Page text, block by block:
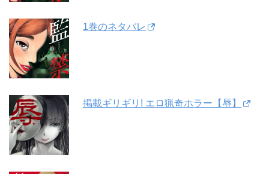
1巻のネタバレ
掲載ギリギリ! エロ猟奇ホラー【辱】